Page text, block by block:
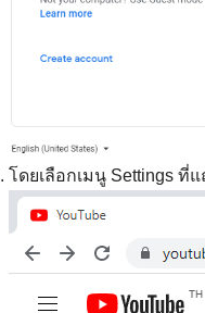
โดยเลือกเมนู Settings ที่